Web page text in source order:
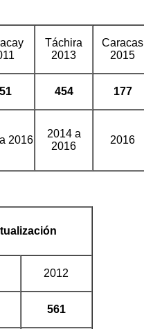
Táchira
2013
Caracas
2015
454 177
2016
2014 a
2016
2016
2012
561